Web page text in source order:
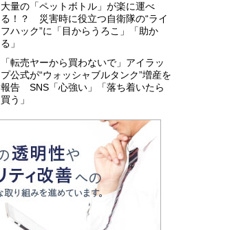
大量の「ペットボトル」が楽に運べ
る！？ 災害時に役立つ自衛隊の“ライ
フハック”に「目からうろこ」「助か
る」
「転売ヤーから買わないで」アイラッ
プ公式が“ウォッシャブルタンク”増産を
報告 SNS「心強い」「落ち着いたら
買う」